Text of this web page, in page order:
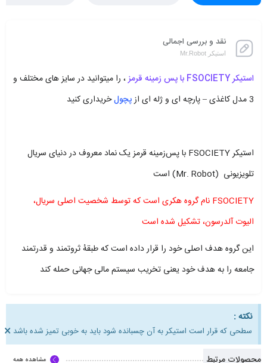
نقد و بررسی اجمالی
استیکر Mr.Robot
استیکر FSOCIETY با پس زمینه قرمز
، را میتوانید در سایز های مختلف و
3 مدل کاغذی – پارچه ای و ژله ای از
پچولخریداری کنید
استیکر FSOCIETY با پس‌زمینه قرمز یک نماد معروف در دنیای سریال
تلویزیونی (Mr. Robot) است
FSOCIETY نام گروه هکری است که توسط شخصیت اصلی سریال،
الیوت آلدرسون، تشکیل شده است
این گروه هدف اصلی خود را قرار داده است که طبقهٔ ثروتمند و قدرتمند
جامعه را به هدف خود یعنی تخریب سیستم مالی جهانی حمله کند
نکته :
سطحی که قرار است استیکر به آن چسبانده شود باید به خوبی تمیز شده باشد ×
مشاهده همه